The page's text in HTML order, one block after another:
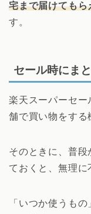
宅まで届けてもら
す。
セール時にま
楽天スーパーセー
舗で買い物をする
そのときに、普
ておくと、無理に
「いつか使うも